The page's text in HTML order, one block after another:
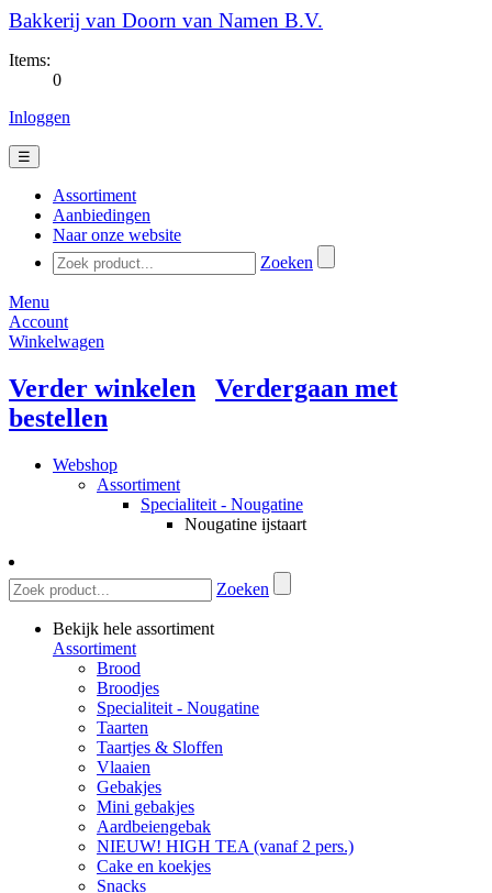
Bakkerij van Doorn van Namen B.V.
Items:
0
Inloggen
☰
Assortiment
Aanbiedingen
Naar onze website
Zoeken
Menu
Account
Winkelwagen
Verder winkelen
Verdergaan met
bestellen
Webshop
Assortiment
Specialiteit - Nougatine
Nougatine ijstaart
Zoeken
Bekijk hele assortiment
Assortiment
Brood
Broodjes
Specialiteit - Nougatine
Taarten
Taartjes & Sloffen
Vlaaien
Gebakjes
Mini gebakjes
Aardbeiengebak
NIEUW! HIGH TEA (vanaf 2 pers.)
Cake en koekjes
Snacks